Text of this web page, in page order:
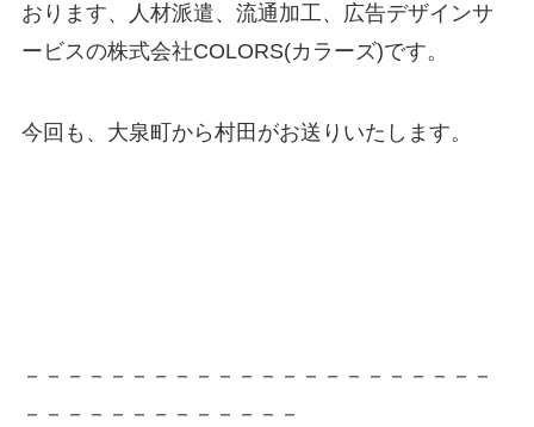
おります、人材派遣、流通加工、広告デザインサ
ービスの株式会社COLORS(カラーズ)です。
今回も、大泉町から村田がお送りいたします。
－－－－－－－－－－－－－－－－－－－－－－
－－－－－－－－－－－－－